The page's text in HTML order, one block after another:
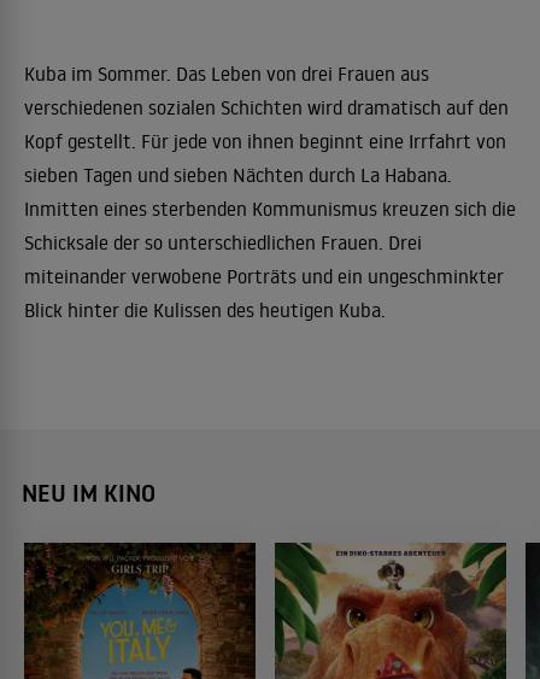
Kuba im Sommer. Das Leben von drei Frauen aus
verschiedenen sozialen Schichten wird dramatisch auf den
Kopf gestellt. Für jede von ihnen beginnt eine Irrfahrt von
sieben Tagen und sieben Nächten durch La Habana.
Inmitten eines sterbenden Kommunismus kreuzen sich die
Schicksale der so unterschiedlichen Frauen. Drei
miteinander verwobene Porträts und ein ungeschminkter
Blick hinter die Kulissen des heutigen Kuba.
NEU IM KINO